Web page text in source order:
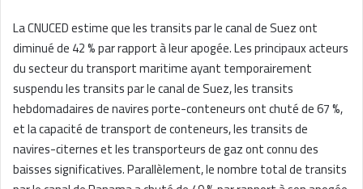
La CNUCED estime que les transits par le canal de Suez ont
diminué de 42 % par rapport à leur apogée. Les principaux acteurs
du secteur du transport maritime ayant temporairement
suspendu les transits par le canal de Suez, les transits
hebdomadaires de navires porte-conteneurs ont chuté de 67 %,
et la capacité de transport de conteneurs, les transits de
navires-citernes et les transporteurs de gaz ont connu des
baisses significatives. Parallèlement, le nombre total de transits